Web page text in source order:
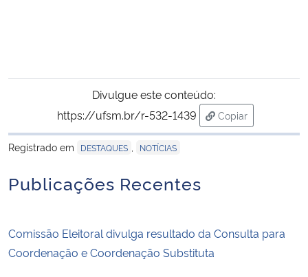
Divulgue este conteúdo:
https://ufsm.br/r-532-1439
Copiar
para área de
Registrado em
DESTAQUES NOTÍCIAS
Publicações Recentes
Comissão Eleitoral divulga resultado da Consulta para
Coordenação e Coordenação Substituta